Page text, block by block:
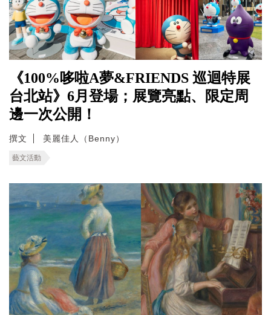
《100%哆啦A夢&FRIENDS 巡迴特展
台北站》6月登場；展覽亮點、限定周
邊一次公開！
撰文 美麗佳人（Benny）
藝文活動